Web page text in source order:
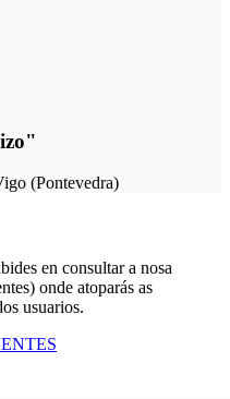
(Pontevedra)
en consultar a nosa
onde atoparás as
usuarios.